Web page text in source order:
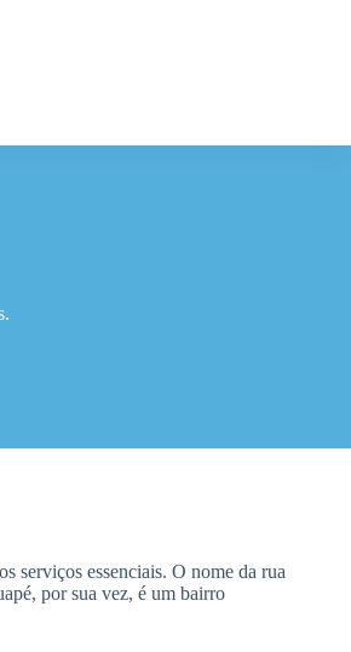
serviços essenciais. O nome da rua
por sua vez, é um bairro